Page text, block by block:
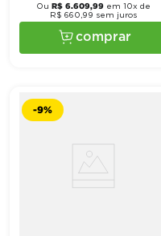
Ou R$ 6.609,99 em 10x de
R$ 660 99 sem juros
comprar
-9%